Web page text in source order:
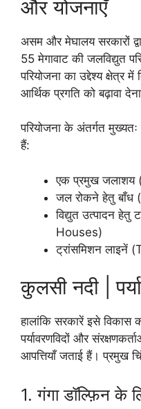
और योजनाएँ
असम और मेघालय सरकारों
55 मेगावाट की जलविद्युत
परियोजना का उद्देश्य क्षेत्र
आर्थिक प्रगति को बढ़ावा
परियोजना के अंतर्गत मुख्यतः
हैं:
एक प्रमुख जलाशय
जल रोकने हेतु
विद्युत उत्पादन
Houses)
ट्रांसमिशन लाइनें
कुलसी नदी |
हालांकि सरकारें इसे विकास
पर्यावरणविदों और
आपत्तियाँ जताई हैं। प्रमुख
1. गंगा डॉल्फ़िन के